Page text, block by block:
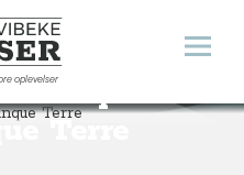
Rejser
oplevelser
Åbn
skal opleve
Terre
10 steder du skal opleve ved Cinque Terre